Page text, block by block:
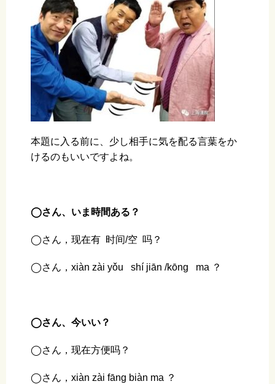
本題に入る前に、少し相手に気を配る言葉をか
けるのもいいですよね。
◯さん、いま時間ある？
◯さん，现在有 时间/空 吗？
◯さん，xiàn zài yǒu shí jiān /kōng ma ？
◯さん、今いい？
◯さん，现在方便吗？
◯さん，xiàn zài fāng biàn ma ？